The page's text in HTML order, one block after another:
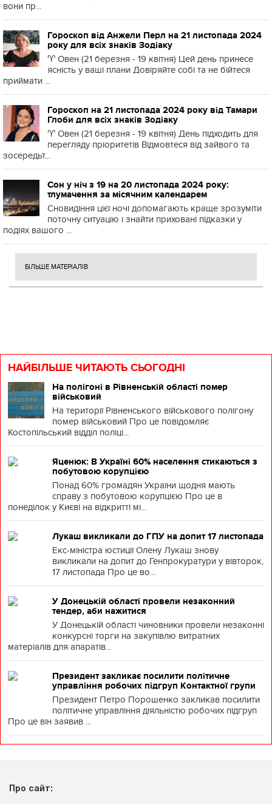
вони пр...
Гороскоп від Анжели Перл на 21 листопада 2024
року для всіх знаків Зодіаку
♈️ Овен (21 березня - 19 квітня) Цей день принесе
ясність у ваші плани Довіряйте собі та не бійтеся
приймати ...
Гороскоп на 21 листопада 2024 року від Тамари
Глоби для всіх знаків Зодіаку
♈️ Овен (21 березня - 19 квітня) День підходить для
перегляду пріоритетів Відмовтеся від зайвого та
зосередьт...
Сон у ніч з 19 на 20 листопада 2024 року:
тлумачення за місячним календарем
Сновидіння цієї ночі допомагають краще зрозуміти
поточну ситуацію і знайти приховані підказки у
подіях вашого ...
БІЛЬШЕ МАТЕРІАЛІВ
НАЙБІЛЬШЕ ЧИТАЮТЬ СЬОГОДНІ
На полігоні в Рівненській області помер
військовий
На території Рівненського військового полігону
помер військовий Про це повідомляє
Костопільський відділ поліці...
Яценюк: В Україні 60% населення стикаються з
побутовою корупцією
Понад 60% громадян України щодня мають
справу з побутовою корупцією Про це в
понеділок у Києві на відкритті мі...
Лукаш викликали до ГПУ на допит 17 листопада
Екс-міністра юстиції Олену Лукаш знову
викликали на допит до Генпрокуратури у вівторок,
17 листопада Про це во...
У Донецькій області провели незаконний
тендер, аби нажитися
У Донецькій області чиновники провели незаконні
конкурсні торги на закупівлю витратних
матеріалів для апаратів...
Президент закликає посилити політичне
управління робочих підгруп Контактної групи
Президент Петро Порошенко закликав посилити
політичне управління діяльністю робочих підгруп
Про це він заявив ...
Про сайт: